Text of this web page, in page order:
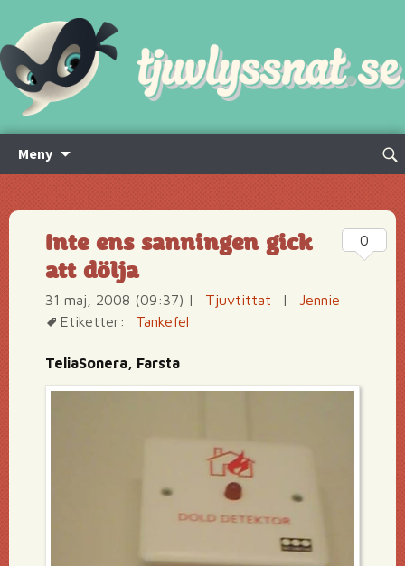
Meny
innehåll
Sök
Inte ens sanningen gick
att dölja
31 maj, 2008 (09:37) | Tjuvtittat |
Jennie
Etiketter:
Tankefel
TeliaSonera, Farsta
0